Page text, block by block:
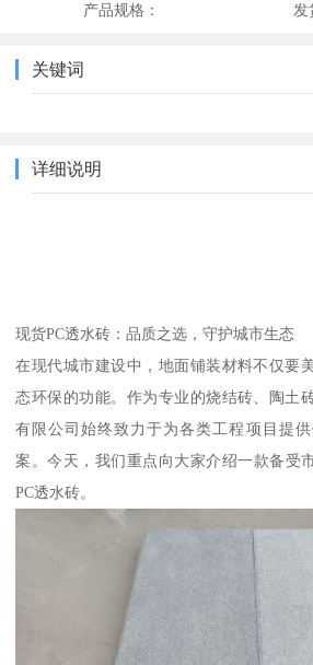
产品规格： 发
关键词
详细说明
现货PC透水砖：品质之选，守护城市生态
在现代城市建设中，地面铺装材料不仅要
态环保的功能。作为专业的烧结砖、陶土
有限公司始终致力于为各类工程项目提
案。今天，我们重点向大家介绍一款备
PC透水砖。